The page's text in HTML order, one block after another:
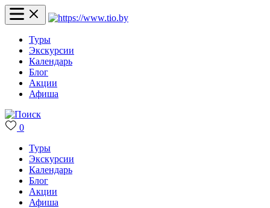
Туры
Экскурсии
Календарь
Блог
Акции
Афиша
0
Туры
Экскурсии
Календарь
Блог
Акции
Афиша